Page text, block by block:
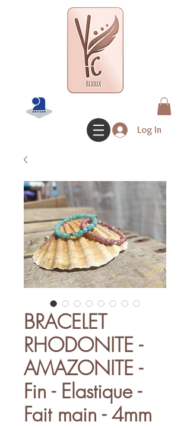
Log In
BRACELET
RHODONITE -
AMAZONITE -
Fin - Elastique -
Fait main - 4mm